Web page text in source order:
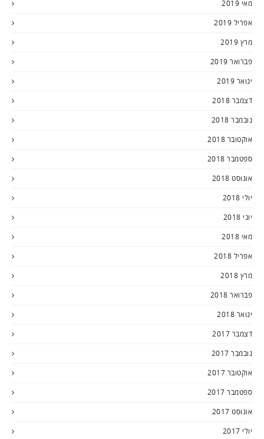
מאי 2019
אפריל 2019
מרץ 2019
פברואר 2019
ינואר 2019
דצמבר 2018
נובמבר 2018
אוקטובר 2018
ספטמבר 2018
אוגוסט 2018
יולי 2018
יוני 2018
מאי 2018
אפריל 2018
מרץ 2018
פברואר 2018
ינואר 2018
דצמבר 2017
נובמבר 2017
אוקטובר 2017
ספטמבר 2017
אוגוסט 2017
יולי 2017